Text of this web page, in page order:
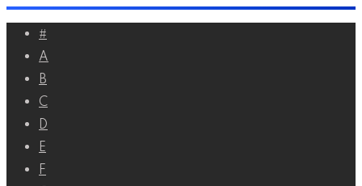
Перейти
контенту
#
A
B
C
D
E
F